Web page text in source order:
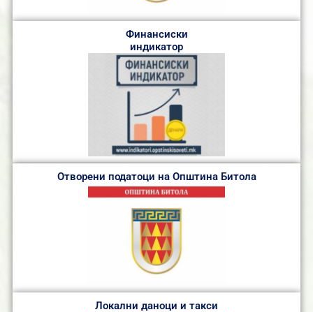
Финансиски
индикатор
Отворени податоци на Општина Битола
Локални даноци и такси